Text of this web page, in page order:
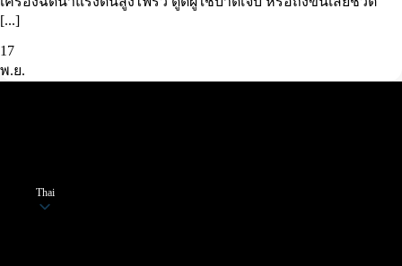
Thai
[...]
17
พ.ย.